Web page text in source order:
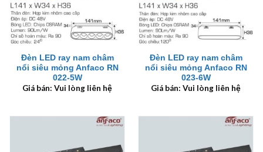
Đèn LED ray nam châm
nổi siêu mỏng Anfaco RN
022-5W
Giá bán: Vui lòng liên hệ
Đèn LED ray nam châm
nổi siêu mỏng Anfaco RN
023-6W
Giá bán: Vui lòng liên hệ